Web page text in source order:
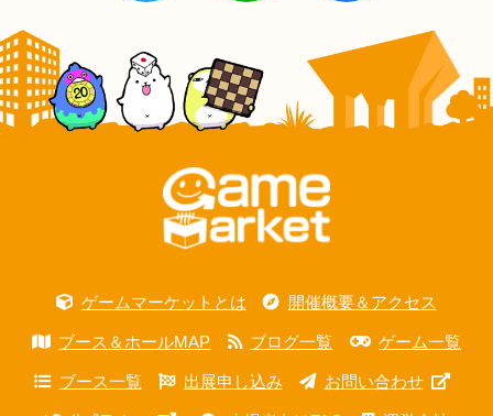
ゲームマーケットとは 開催概要＆アクセス
ブース＆ホールMAP ブログ一覧 ゲーム一覧
ブース一覧 出展申し込み お問い合わせ